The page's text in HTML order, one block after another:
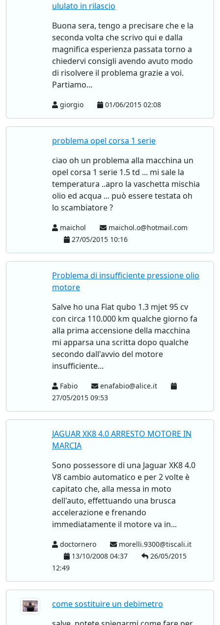
ululato in rilascio
Buona sera, tengo a precisare che e la
seconda volta che scrivo qui e dalla
magnifica esperienza passata torno a
chiedervi consigli avendo avuto modo
di risolvere il problema grazie a voi.
Partiamo...
giorgio 01/06/2015 02:08
problema opel corsa 1 serie
ciao oh un problema alla macchina un
opel corsa 1 serie 1.5 td ... mi sale la
temperatura ..apro la vaschetta mischia
olio ed acqua ... può essere testata oh
lo scambiatore ?
maichol
maichol.o@hotmail.com
27/05/2015 10:16
Problema di insufficiente pressione olio
motore
Salve ho una Fiat qubo 1.3 mjet 95 cv
con circa 110.000 km qualche giorno fa
alla prima accensione della macchina
mi apparsa una scritta dopo qualche
secondo dall'avvio del motore
insufficiente...
Fabio
enafabio@alice.it
27/05/2015 09:53
JAGUAR XK8 4.0 ARRESTO MOTORE IN
MARCIA
Sono possessore di una Jaguar XK8 4.0
V8 cambio automatico e per 2 volte è
capitato che, alla messa in moto
dell'auto, effettuando una brusca
accelerazione e frenando
immediatamente il motore va in...
doctornero
morelli.9300@tiscali.it
13/10/2008 04:37
26/05/2015
12:49
come sostituire un debimetro